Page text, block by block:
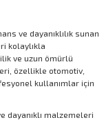
ve dayanıklılık sunan
kolaylıkla
ve uzun ömürlü
özellikle otomotiv,
kullanımlar için
dayanıklı malzemeleri